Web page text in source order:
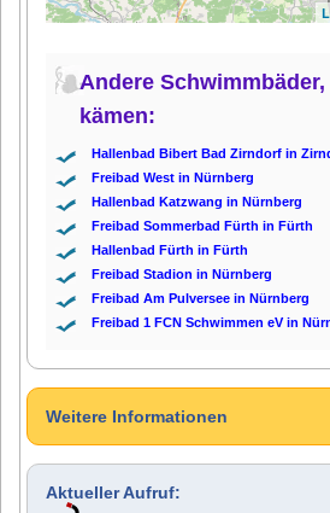
Andere
kämen:
Hallenbad Bibert Bad Zirndorf in
Freibad West in Nürnberg
Hallenbad Katzwang in Nürnberg
Freibad Sommerbad Fürth in Fürth
Hallenbad Fürth in Fürth
Freibad Stadion in Nürnberg
Freibad Am Pulversee in Nürnberg
Freibad 1 FCN Schwimmen eV in
Weitere Informationen
Aktueller Aufruf: